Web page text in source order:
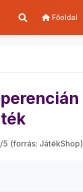
Főoldal
5 (forrás: JátékShop)